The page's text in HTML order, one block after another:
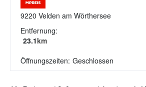
9220 Velden am Wörthersee
Entfernung:
23.1km
Öffnungszeiten: Geschlossen